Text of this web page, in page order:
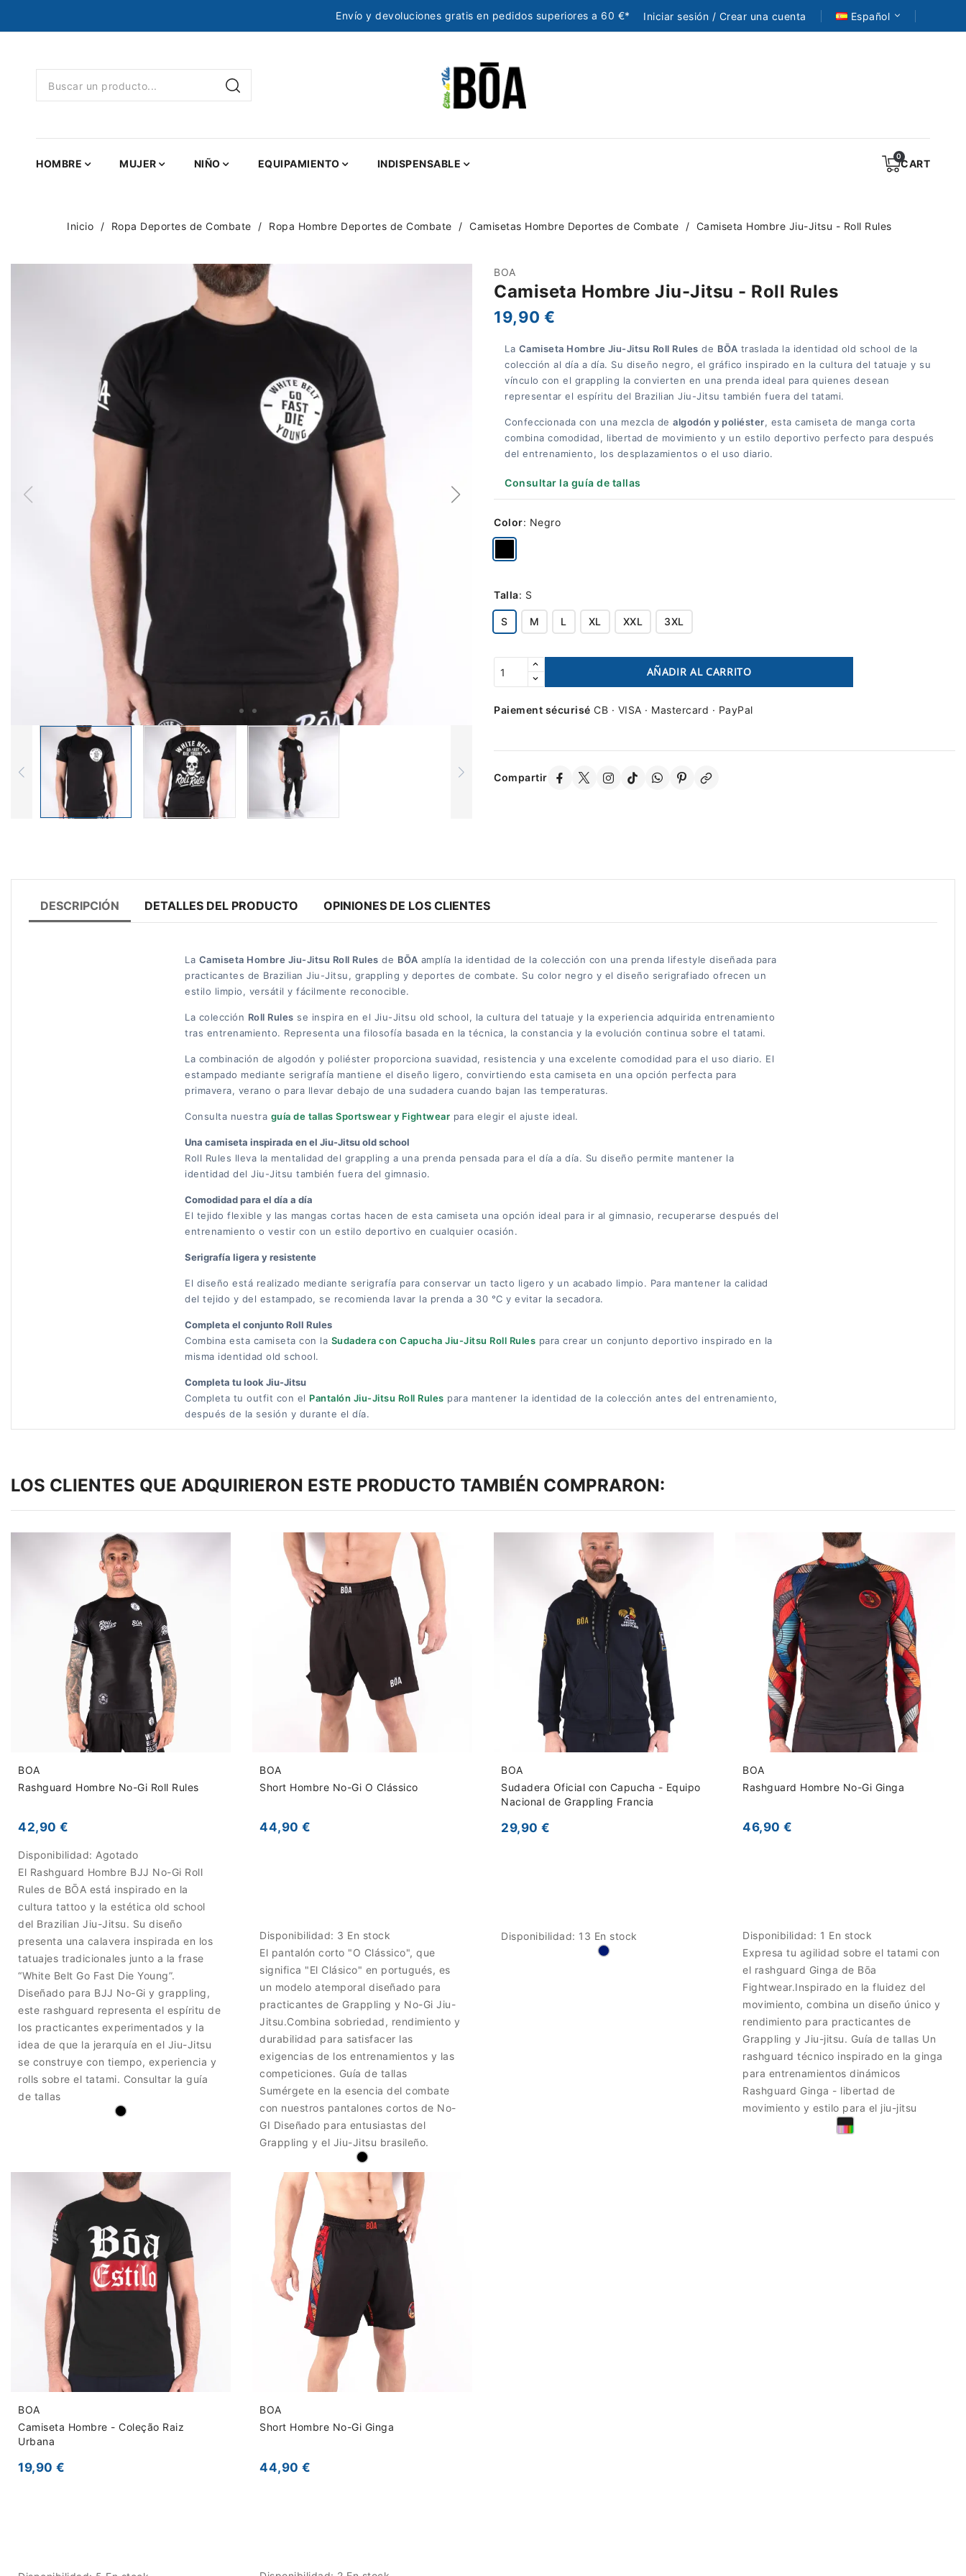
Envío y devoluciones gratis en pedidos superiores a 60 €* Iniciar sesión / Crear una cuenta Español
HOMBRE MUJER NIÑO EQUIPAMIENTO INDISPENSABLE CART
Inicio Ropa Deportes de Combate Ropa Hombre Deportes de Combate Camisetas Hombre Deportes de Combate Camiseta Hombre Jiu-Jitsu - Roll Rules
BOA
Camiseta Hombre Jiu-Jitsu - Roll Rules
19,90 €
La Camiseta Hombre Jiu-Jitsu Roll Rules de BŌA traslada la identidad old school de la
colección al día a día. Su diseño negro, el gráfico inspirado en la cultura del tatuaje y su
vínculo con el grappling la convierten en una prenda ideal para quienes desean
representar el espíritu del Brazilian Jiu-Jitsu también fuera del tatami.
Confeccionada con una mezcla de algodón y poliéster, esta camiseta de manga corta
combina comodidad, libertad de movimiento y un estilo deportivo perfecto para después
del entrenamiento, los desplazamientos o el uso diario.
Consultar la guía de tallas
Color: Negro
Talla: S
S M L XL XXL 3XL
AÑADIR AL CARRITO
Paiement sécurisé CB · VISA · Mastercard · PayPal
Compartir
DESCRIPCIÓN DETALLES DEL PRODUCTO OPINIONES DE LOS CLIENTES
La Camiseta Hombre Jiu-Jitsu Roll Rules de BŌA amplía la identidad de la colección con una prenda lifestyle diseñada para
practicantes de Brazilian Jiu-Jitsu, grappling y deportes de combate. Su color negro y el diseño serigrafiado ofrecen un
estilo limpio, versátil y fácilmente reconocible.
La colección Roll Rules se inspira en el Jiu-Jitsu old school, la cultura del tatuaje y la experiencia adquirida entrenamiento
tras entrenamiento. Representa una filosofía basada en la técnica, la constancia y la evolución continua sobre el tatami.
La combinación de algodón y poliéster proporciona suavidad, resistencia y una excelente comodidad para el uso diario. El
estampado mediante serigrafía mantiene el diseño ligero, convirtiendo esta camiseta en una opción perfecta para
primavera, verano o para llevar debajo de una sudadera cuando bajan las temperaturas.
Consulta nuestra guía de tallas Sportswear y Fightwear para elegir el ajuste ideal.
Una camiseta inspirada en el Jiu-Jitsu old school
Roll Rules lleva la mentalidad del grappling a una prenda pensada para el día a día. Su diseño permite mantener la
identidad del Jiu-Jitsu también fuera del gimnasio.
Comodidad para el día a día
El tejido flexible y las mangas cortas hacen de esta camiseta una opción ideal para ir al gimnasio, recuperarse después del
entrenamiento o vestir con un estilo deportivo en cualquier ocasión.
Serigrafía ligera y resistente
El diseño está realizado mediante serigrafía para conservar un tacto ligero y un acabado limpio. Para mantener la calidad
del tejido y del estampado, se recomienda lavar la prenda a 30 °C y evitar la secadora.
Completa el conjunto Roll Rules
Combina esta camiseta con la Sudadera con Capucha Jiu-Jitsu Roll Rules para crear un conjunto deportivo inspirado en la
misma identidad old school.
Completa tu look Jiu-Jitsu
Completa tu outfit con el Pantalón Jiu-Jitsu Roll Rules para mantener la identidad de la colección antes del entrenamiento,
después de la sesión y durante el día.
LOS CLIENTES QUE ADQUIRIERON ESTE PRODUCTO TAMBIÉN COMPRARON:
BOA
Rashguard Hombre No-Gi Roll Rules
42,90 €
Disponibilidad: Agotado
El Rashguard Hombre BJJ No-Gi Roll
Rules de BŌA está inspirado en la
cultura tattoo y la estética old school
del Brazilian Jiu-Jitsu. Su diseño
presenta una calavera inspirada en los
tatuajes tradicionales junto a la frase
“White Belt Go Fast Die Young”.
Diseñado para BJJ No-Gi y grappling,
este rashguard representa el espíritu de
los practicantes experimentados y la
idea de que la jerarquía en el Jiu-Jitsu
se construye con tiempo, experiencia y
rolls sobre el tatami. Consultar la guía
de tallas
BOA
Short Hombre No-Gi O Clássico
44,90 €
Disponibilidad: 3 En stock
El pantalón corto "O Clássico", que
significa "El Clásico" en portugués, es
un modelo atemporal diseñado para
practicantes de Grappling y No-Gi Jiu-
Jitsu.Combina sobriedad, rendimiento y
durabilidad para satisfacer las
exigencias de los entrenamientos y las
competiciones. Guía de tallas
Sumérgete en la esencia del combate
con nuestros pantalones cortos de No-
GI Diseñado para entusiastas del
Grappling y el Jiu-Jitsu brasileño.
BOA
Sudadera Oficial con Capucha - Equipo
Nacional de Grappling Francia
29,90 €
Disponibilidad: 13 En stock
BOA
Rashguard Hombre No-Gi Ginga
46,90 €
Disponibilidad: 1 En stock
Expresa tu agilidad sobre el tatami con
el rashguard Ginga de Bōa
Fightwear.Inspirado en la fluidez del
movimiento, combina un diseño único y
rendimiento para practicantes de
Grappling y Jiu-jitsu. Guía de tallas Un
rashguard técnico inspirado en la ginga
para entrenamientos dinámicos
Rashguard Ginga - libertad de
movimiento y estilo para el jiu-jitsu
BOA
Camiseta Hombre - Coleção Raiz
Urbana
19,90 €
BOA
Short Hombre No-Gi Ginga
44,90 €